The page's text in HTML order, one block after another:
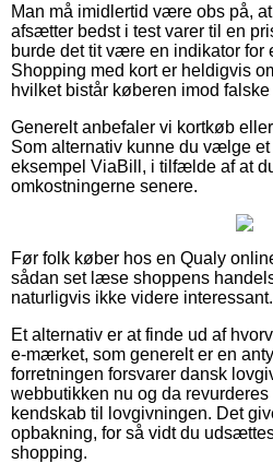
Man må imidlertid være obs på,
afsætter bedst i test varer til en
burde det tit være en indikator
Shopping med kort er heldigvis
hvilket bistår køberen imod
Generelt anbefaler vi kortkøb
Som alternativ kunne du vælge
eksempel ViaBill, i tilfælde af at
omkostningerne senere.
Før folk køber hos en Qualy
sådan set læse shoppens
naturligvis ikke videre interessant.
Et alternativ er at finde ud af
e-mærket, som generelt er en
forretningen forsvarer dansk
webbutikken nu og da
kendskab til lovgivningen. Det
opbakning, for så vidt du
shopping.